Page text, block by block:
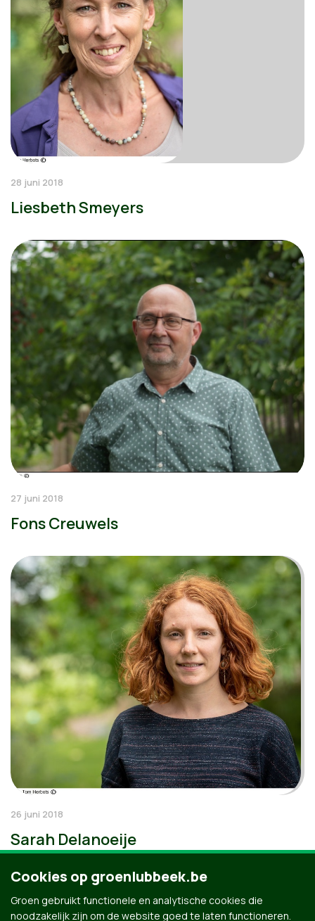
28 juni 2018
Liesbeth Smeyers
27 juni 2018
Fons Creuwels
26 juni 2018
Sarah Delanoeije
Cookies op groenlubbeek.be
Groen gebruikt functionele en analytische cookies die
noodzakelijk zijn om de website goed te laten functioneren.